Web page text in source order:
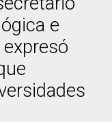
e
expresó